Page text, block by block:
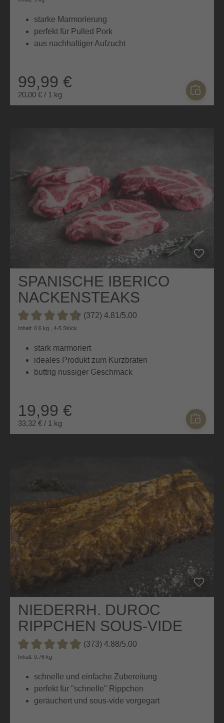
starke Marmorierung
perfekt für Pulled Pork
aus nachhaltiger Aufzucht
99,99 €
20,00 € / 1 kg
SPANISCHE IBERICO
NACKENSTEAKS
Durchschnittliche Bewertung von 4.8 von 5 Sternen
(372) 4.81/5.00
Inhalt: 0.6 kg , 4-5 Stück
stark marmoriert
ideales Produkt zum Kurzbraten
buttrig nussiger Geschmack
19,99 €
33,32 € / 1 kg
NIEDERRH. DUROC
RIPPCHEN SOUS-VIDE
VORGEGART
Durchschnittliche Bewertung von 4.8 von 5 Sternen
(373) 4.88/5.00
Inhalt: 0.76 kg
schnelle und einfache Zubereitung
perfekt für "schnelle" Rippchen
geräuchert und sous-vide vorgegart